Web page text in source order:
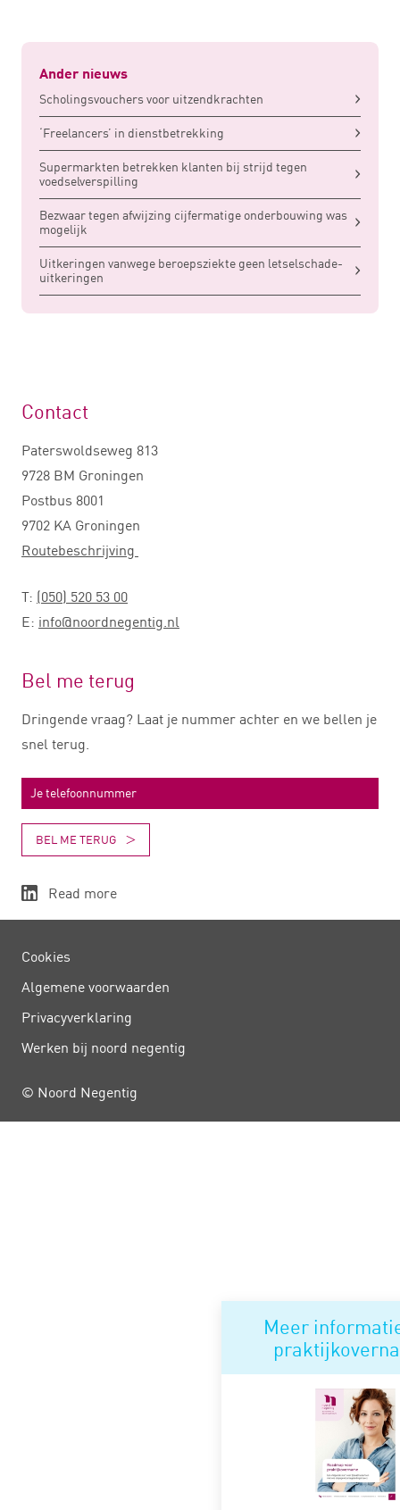
Ander nieuws
Scholingsvouchers voor uitzendkrachten
‘Freelancers’ in dienstbetrekking
Supermarkten betrekken klanten bij strijd tegen
voedselverspilling
Bezwaar tegen afwijzing cijfermatige onderbouwing was
mogelijk
Uitkeringen vanwege beroepsziekte geen letselschade-
uitkeringen
Meer
Contact
Paterswoldseweg 813
9728 BM Groningen
Postbus 8001
9702 KA Groningen
Routebeschrijving
T: (050) 520 53 00
E: info@noordnegentig.nl
Bel me terug
Dringende vraag? Laat je nummer achter en we bellen je
snel terug.
BEL ME TERUG
Read more
Cookies
Algemene voorwaarden
Privacy­verklaring
Werken bij noord negentig
© Noord Negentig